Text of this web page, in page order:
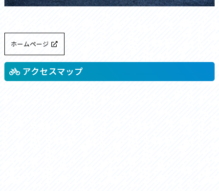
ホームページ
アクセスマップ